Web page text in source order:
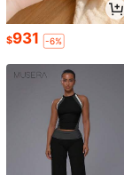
$931 -6%